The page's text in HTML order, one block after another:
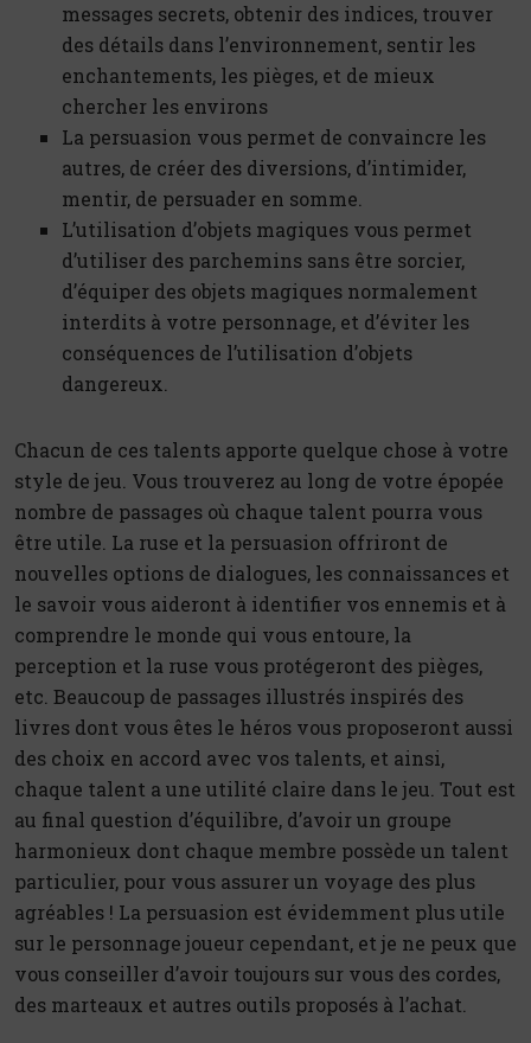
messages secrets, obtenir des indices, trouver
des détails dans l’environnement, sentir les
enchantements, les pièges, et de mieux
chercher les environs
La persuasion vous permet de convaincre les
autres, de créer des diversions, d’intimider,
mentir, de persuader en somme.
L’utilisation d’objets magiques vous permet
d’utiliser des parchemins sans être sorcier,
d’équiper des objets magiques normalement
interdits à votre personnage, et d’éviter les
conséquences de l’utilisation d’objets
dangereux.
Chacun de ces talents apporte quelque chose à votre
style de jeu. Vous trouverez au long de votre épopée
nombre de passages où chaque talent pourra vous
être utile. La ruse et la persuasion offriront de
nouvelles options de dialogues, les connaissances et
le savoir vous aideront à identifier vos ennemis et à
comprendre le monde qui vous entoure, la
perception et la ruse vous protégeront des pièges,
etc. Beaucoup de passages illustrés inspirés des
livres dont vous êtes le héros vous proposeront aussi
des choix en accord avec vos talents, et ainsi,
chaque talent a une utilité claire dans le jeu. Tout est
au final question d’équilibre, d’avoir un groupe
harmonieux dont chaque membre possède un talent
particulier, pour vous assurer un voyage des plus
agréables ! La persuasion est évidemment plus utile
sur le personnage joueur cependant, et je ne peux que
vous conseiller d’avoir toujours sur vous des cordes,
des marteaux et autres outils proposés à l’achat.